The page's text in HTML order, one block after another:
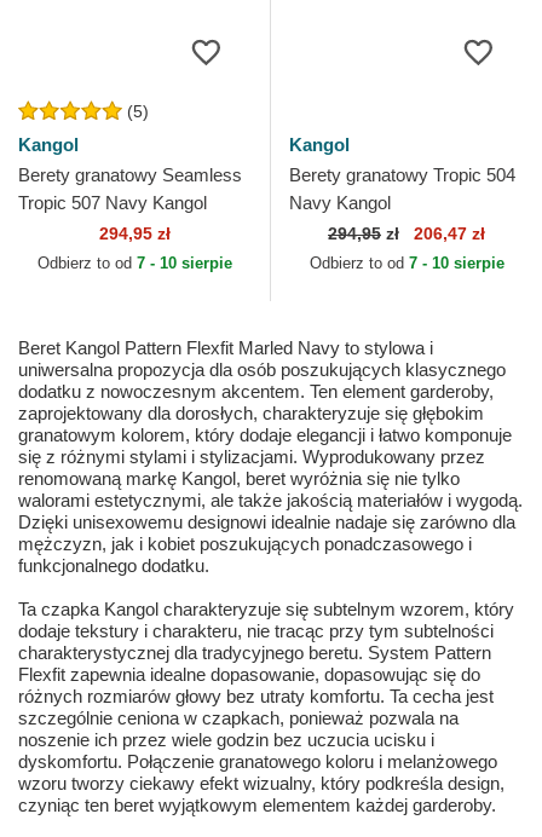
(5)
Kangol
Berety granatowy Seamless
Tropic 507 Navy Kangol
294,95 zł
Odbierz to od 7 - 10 sierpie
Kangol
Berety granatowy Tropic 504
Navy Kangol
294,95 zł 206,47 zł
Odbierz to od 7 - 10 sierpie
Beret Kangol Pattern Flexfit Marled Navy to stylowa i
uniwersalna propozycja dla osób poszukujących klasycznego
dodatku z nowoczesnym akcentem. Ten element garderoby,
zaprojektowany dla dorosłych, charakteryzuje się głębokim
granatowym kolorem, który dodaje elegancji i łatwo komponuje
się z różnymi stylami i stylizacjami. Wyprodukowany przez
renomowaną markę Kangol, beret wyróżnia się nie tylko
walorami estetycznymi, ale także jakością materiałów i wygodą.
Dzięki unisexowemu designowi idealnie nadaje się zarówno dla
mężczyzn, jak i kobiet poszukujących ponadczasowego i
funkcjonalnego dodatku.
Ta czapka Kangol charakteryzuje się subtelnym wzorem, który
dodaje tekstury i charakteru, nie tracąc przy tym subtelności
charakterystycznej dla tradycyjnego beretu. System Pattern
Flexfit zapewnia idealne dopasowanie, dopasowując się do
różnych rozmiarów głowy bez utraty komfortu. Ta cecha jest
szczególnie ceniona w czapkach, ponieważ pozwala na
noszenie ich przez wiele godzin bez uczucia ucisku i
dyskomfortu. Połączenie granatowego koloru i melanżowego
wzoru tworzy ciekawy efekt wizualny, który podkreśla design,
czyniąc ten beret wyjątkowym elementem każdej garderoby.